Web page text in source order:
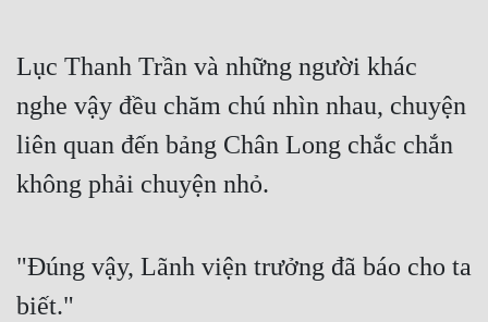
Xa Lộ Dịch
Cung Đấu
Lục Thanh Trần và những người khác
nghe vậy đều chăm chú nhìn nhau, chuyện
liên quan đến bảng Chân Long chắc chắn
không phải chuyện nhỏ.
"Đúng vậy, Lãnh viện trưởng đã báo cho ta
biết."